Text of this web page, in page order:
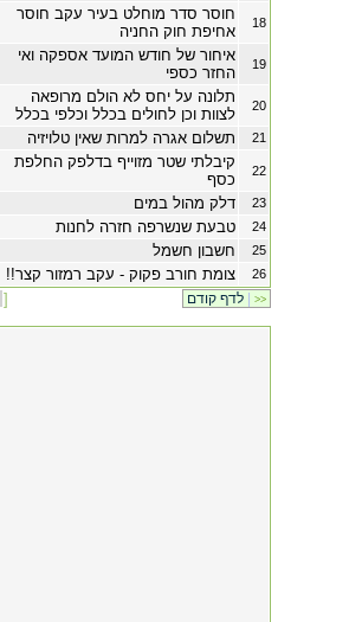
חוסר סדר מוחלט בעיר עקב חוסר
אחיפת חוק החניה
18
איחור של חודש המועד אספקה ואי
החזר כספי
19
תלונה על יחס לא הולם מרופאה
לצוות וכן לחולים בכלל וכלפי בכלל
20
תשלום אגרה למרות שאין טלויזיה 21
קיבלתי שטר מזוייף בדלפק החלפת
כסף
22
דלק מהול במים 23
טבעת שנשרפה חזרה לחנות 24
חשבון חשמל 25
צומת חורב פקוק - עקב רמזור קצר!! 26
] >>